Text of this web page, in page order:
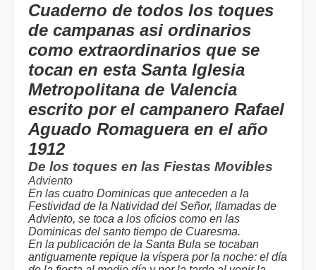
Cuaderno de todos los toques
de campanas asi ordinarios
como extraordinarios que se
tocan en esta Santa Iglesia
Metropolitana de Valencia
escrito por el campanero Rafael
Aguado Romaguera en el año
1912
De los toques en las Fiestas Movibles
Adviento
En las cuatro Dominicas que anteceden a la
Festividad de la Natividad del Señor, llamadas de
Adviento, se toca a los oficios como en las
Dominicas del santo tiempo de Cuaresma.
En la publicación de la Santa Bula se tocaban
antiguamente repique la víspera por la noche: el día